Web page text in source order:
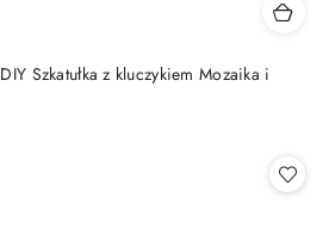
Szkatułka z kluczykiem Mozaika i